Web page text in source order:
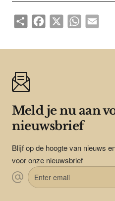
ShareFacebook
X WhatsAppEmail
Meld je nu aan
nieuwsbrief
Blijf op de hoogte van nieuws
voor onze nieuwsbrief
Enter
email